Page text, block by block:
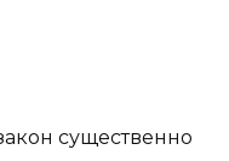
существенно